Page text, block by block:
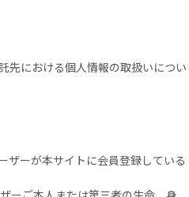
先における個人情報の取扱いについ
ザーが本サイトに会員登録している